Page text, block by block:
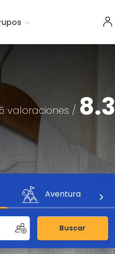
valoraciones / 8.3
Aventura
Buscar